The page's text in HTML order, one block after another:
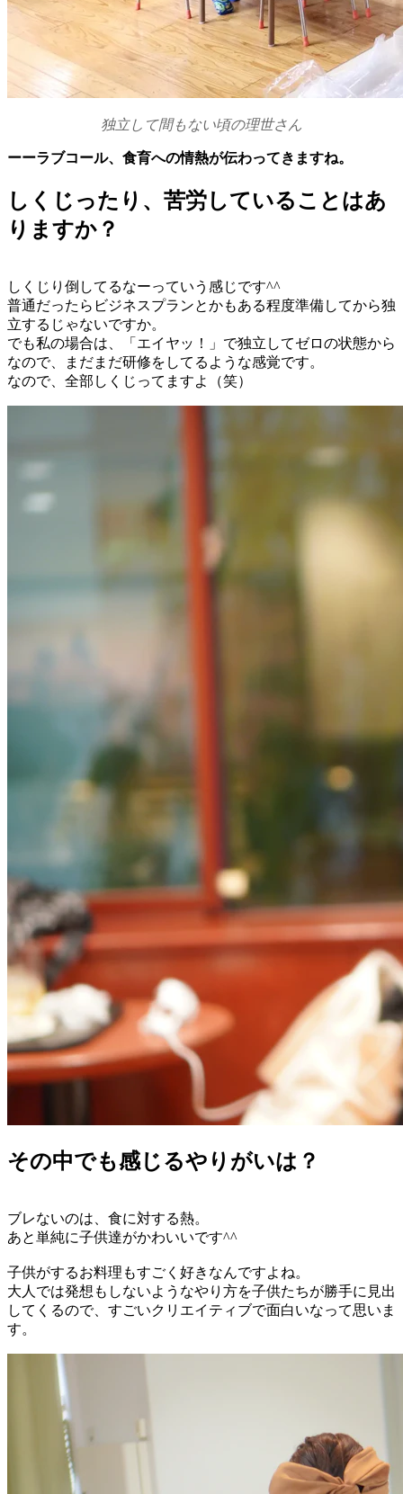
独立して間もない頃の理世さん
ーーラブコール、食育への情熱が伝わってきますね。
しくじったり、苦労していることはあ
りますか？
しくじり倒してるなーっていう感じです^^
普通だったらビジネスプランとかもある程度準備してから独
立するじゃないですか。
でも私の場合は、「エイヤッ！」で独立してゼロの状態から
なので、まだまだ研修をしてるような感覚です。
なので、全部しくじってますよ（笑）
その中でも感じるやりがいは？
ブレないのは、食に対する熱。
あと単純に子供達がかわいいです^^
子供がするお料理もすごく好きなんですよね。
大人では発想もしないようなやり方を子供たちが勝手に見出
してくるので、すごいクリエイティブで面白いなって思いま
す。